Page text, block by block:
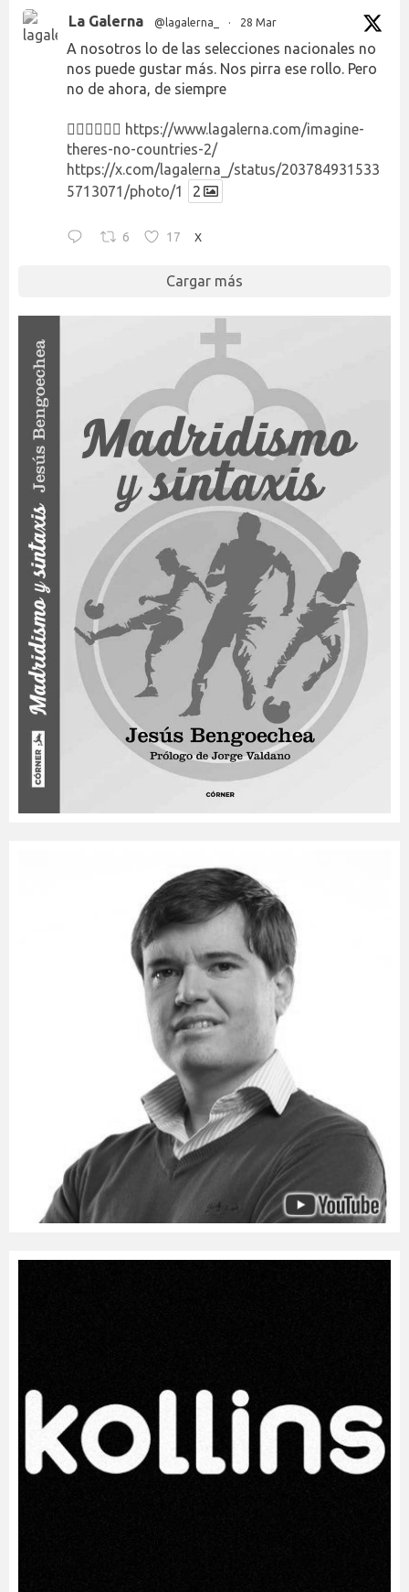
La Galerna @lagalerna_ · 28 Mar
A nosotros lo de las selecciones nacionales no
nos puede gustar más. Nos pirra ese rollo. Pero
no de ahora, de siempre
👉🏻👉🏻👉🏻 https://www.lagalerna.com/imagine-
theres-no-countries-2/
https://x.com/lagalerna_/status/203784931533
5713071/photo/1
2
6 17 X
Cargar más